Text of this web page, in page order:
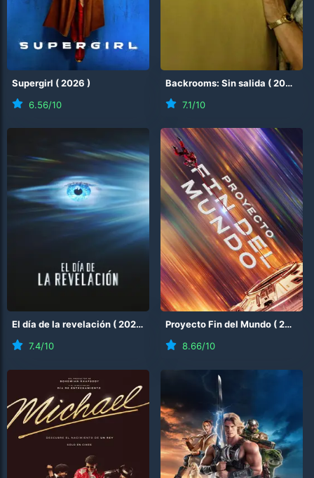
Supergirl (2026 )
6.56/10
Backrooms: Sin salida (2026
7.1/10
El día de la revelación (2026 )
7.4/10
Proyecto Fin del Mundo (2026
8.66/10